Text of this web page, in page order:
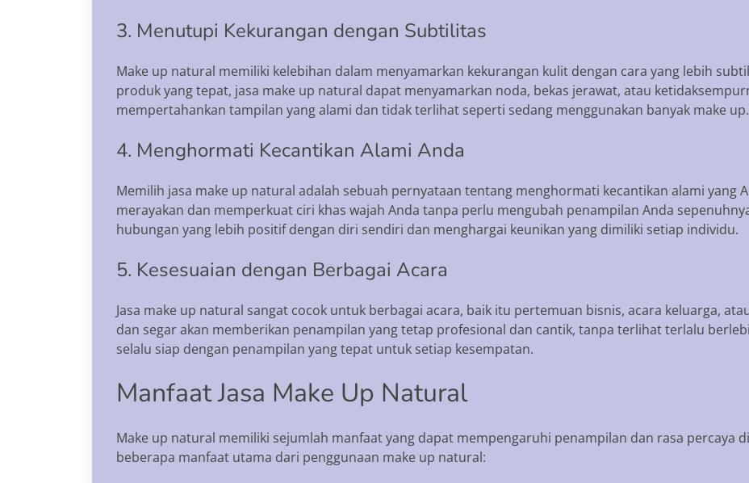
3. Menutupi Kekurangan dengan Subtilitas
Make up natural memiliki kelebihan dalam menyamarkan kekurangan kulit dengan cara yang lebih
produk yang tepat, jasa make up natural dapat menyamarkan noda, bekas jerawat, atau
mempertahankan tampilan yang alami dan tidak terlihat seperti sedang menggunakan banyak make up.
4. Menghormati Kecantikan Alami Anda
Memilih jasa make up natural adalah sebuah pernyataan tentang menghormati kecantikan alami yang
merayakan dan memperkuat ciri khas wajah Anda tanpa perlu mengubah penampilan Anda
hubungan yang lebih positif dengan diri sendiri dan menghargai keunikan yang dimiliki setiap individu.
5. Kesesuaian dengan Berbagai Acara
Jasa make up natural sangat cocok untuk berbagai acara, baik itu pertemuan bisnis, acara keluarga,
dan segar akan memberikan penampilan yang tetap profesional dan cantik, tanpa terlihat terlalu
selalu siap dengan penampilan yang tepat untuk setiap kesempatan.
Manfaat Jasa Make Up Natural
Make up natural memiliki sejumlah manfaat yang dapat mempengaruhi penampilan dan rasa percaya
beberapa manfaat utama dari penggunaan make up natural: